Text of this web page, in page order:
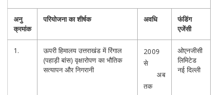
अनु
क्रमांक
परियोजना का शीर्षक अवधि
फंडिंग
एजेंसी
1.
ऊपरी हिमालय उत्तराखंड में रिंगाल
(पहाड़ी बांस) वृक्षारोपण का भौतिक
सत्यापन और निगरानी
2009
से
अब
तक
ओएनजीसी
लिमिटेड
नई दिल्ली